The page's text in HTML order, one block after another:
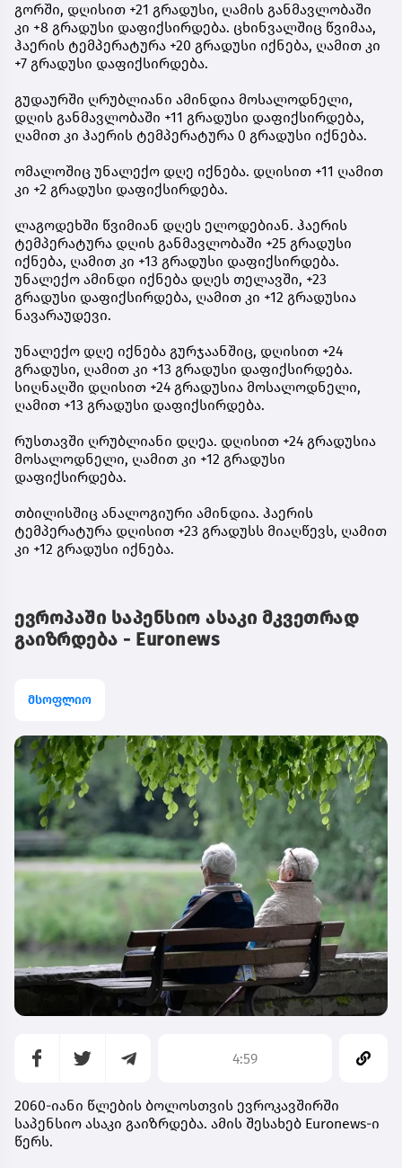
გორში, დღისით +21 გრადუსი, ღამის განმავლობაში
კი +8 გრადუსი დაფიქსირდება. ცხინვალშიც წვიმაა,
ჰაერის ტემპერატურა +20 გრადუსი იქნება, ღამით კი
+7 გრადუსი დაფიქსირდება.
გუდაურში ღრუბლიანი ამინდია მოსალოდნელი,
დღის განმავლობაში +11 გრადუსი დაფიქსირდება,
ღამით კი ჰაერის ტემპერატურა 0 გრადუსი იქნება.
ომალოშიც უნალექო დღე იქნება. დღისით +11 ღამით
კი +2 გრადუსი დაფიქსირდება.
ლაგოდეხში წვიმიან დღეს ელოდებიან. ჰაერის
ტემპერატურა დღის განმავლობაში +25 გრადუსი
იქნება, ღამით კი +13 გრადუსი დაფიქსირდება.
უნალექო ამინდი იქნება დღეს თელავში, +23
გრადუსი დაფიქსირდება, ღამით კი +12 გრადუსია
ნავარაუდევი.
უნალექო დღე იქნება გურჯაანშიც, დღისით +24
გრადუსი, ღამით კი +13 გრადუსი დაფიქსირდება.
სიღნაღში დღისით +24 გრადუსია მოსალოდნელი,
ღამით +13 გრადუსი დაფიქსირდება.
რუსთავში ღრუბლიანი დღეა. დღისით +24 გრადუსია
მოსალოდნელი, ღამით კი +12 გრადუსი
დაფიქსირდება.
თბილისშიც ანალოგიური ამინდია. ჰაერის
ტემპერატურა დღისით +23 გრადუსს მიაღწევს, ღამით
კი +12 გრადუსი იქნება.
ევროპაში საპენსიო ასაკი მკვეთრად
გაიზრდება - Euronews
მსოფლიო
4:59
2060-იანი წლების ბოლოსთვის ევროკავშირში
საპენსიო ასაკი გაიზრდება. ამის შესახებ Euronews-ი
წერს.